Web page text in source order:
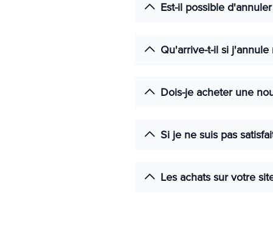
Est-il possible
Qu'arrive-t-il si
Dois-je acheter une
Si je ne suis pas
Les achats sur votre